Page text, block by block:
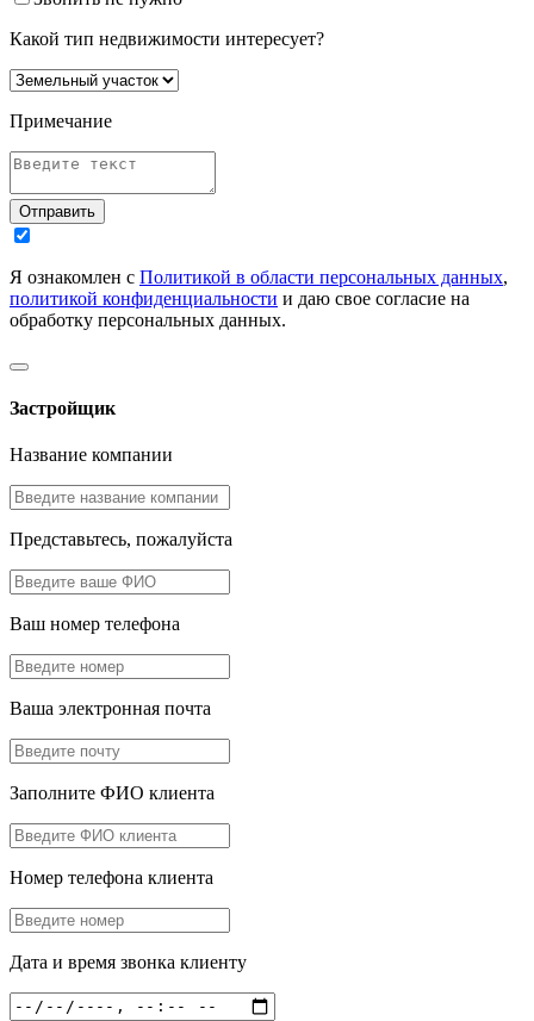
Какой тип недвижимости интересует?
Примечание
Отправить
Я ознакомлен с Политикой в области персональных данных,
политикой конфиденциальности и даю свое согласие на
обработку персональных данных.
Застройщик
Название компании
Представьтесь, пожалуйста
Ваш номер телефона
Ваша электронная почта
Заполните ФИО клиента
Номер телефона клиента
Дата и время звонка клиенту